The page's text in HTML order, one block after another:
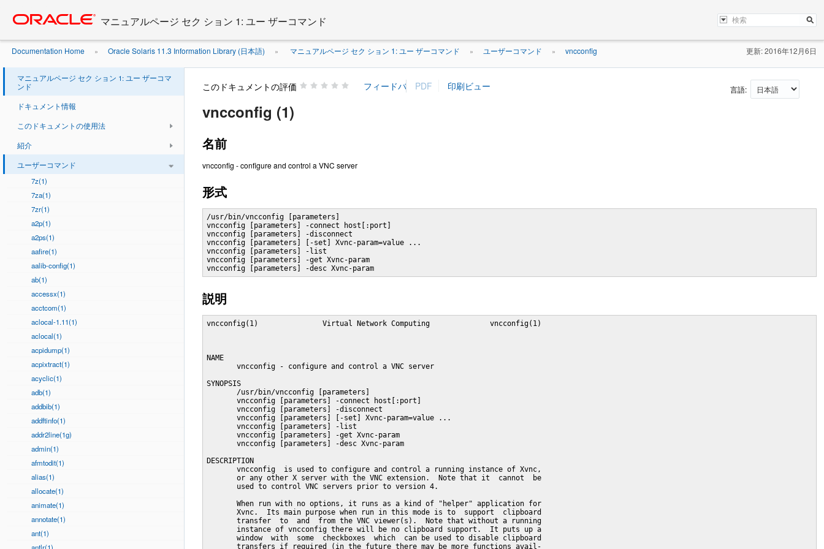
content
マニュアルページ セク ション 1: ユー ザーコマンド
Documentation Home » Oracle Solaris 11.3 Information Library (日本語) » マニュアルページ セク ション 1: ユー ザーコマンド » ユーザーコマンド » vncconfig 更新: 2016年12月6日
マニュアルページ セク ション 1: ユー ザーコマ
ンド
ドキュメント情報
このドキュメントの使用法
紹介
ユーザーコマンド
7z(1)
7za(1)
7zr(1)
a2p(1)
a2ps(1)
aafire(1)
aalib-config(1)
ab(1)
accessx(1)
acctcom(1)
aclocal-1.11(1)
aclocal(1)
acpidump(1)
acpixtract(1)
acyclic(1)
adb(1)
addbib(1)
addftinfo(1)
addr2line(1g)
admin(1)
afmtodit(1)
alias(1)
allocate(1)
animate(1)
annotate(1)
ant(1)
このドキュメントの評価 言語:
vncconfig (1)
名前
vncconfig - configure and control a VNC server
形式
/usr/bin/vncconfig [parameters]
vncconfig [parameters] -connect host[:port]
vncconfig [parameters] -disconnect
vncconfig [parameters] [-set] Xvnc-param=value ...
vncconfig [parameters] -list
vncconfig [parameters] -get Xvnc-param
vncconfig [parameters] -desc Xvnc-param
説明
vncconfig(1)               Virtual Network Computing              vncconfig(1)
NAME
       vncconfig - configure and control a VNC server
SYNOPSIS
       /usr/bin/vncconfig [parameters]
       vncconfig [parameters] -connect host[:port]
       vncconfig [parameters] -disconnect
       vncconfig [parameters] [-set] Xvnc-param=value ...
       vncconfig [parameters] -list
       vncconfig [parameters] -get Xvnc-param
       vncconfig [parameters] -desc Xvnc-param
DESCRIPTION
       vncconfig  is used to configure and control a running instance of Xvnc,
       or any other X server with the VNC extension.  Note that it  cannot  be
       used to control VNC servers prior to version 4.
       When run with no options, it runs as a kind of "helper" application for
       Xvnc.  Its main purpose when run in this mode is to  support  clipboard
       transfer  to  and  from the VNC viewer(s).  Note that without a running
       instance of vncconfig there will be no clipboard support.  It puts up a
       window  with  some  checkboxes  which  can be used to disable clipboard
       transfers if required (in the future there may be more functions avail-